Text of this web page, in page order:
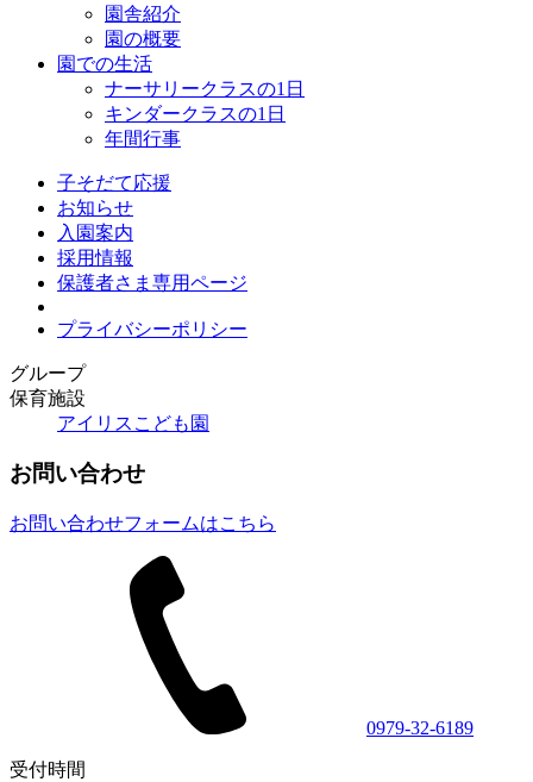
園舎紹介
園の概要
園での生活
ナーサリークラスの1日
キンダークラスの1日
年間行事
子そだて応援
お知らせ
入園案内
採用情報
保護者さま専用ページ
プライバシーポリシー
グループ
保育施設
アイリスこども園
お問い合わせ
お問い合わせフォームはこちら
0979-32-6189
受付時間